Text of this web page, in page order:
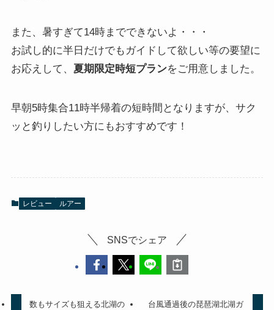
また、暑すぎて14時までできないよ・・・
お試し的に半日だけでもガイドして欲しい等の要望に
お応えして、 夏期限定時短プランをご用意しました。
早朝5時集合11時半帰着の短時間となりますが、サク
ッと釣りしたい方にもおすすめです！
レビュー ルアー
SNSでシェア
数もサイズも狙える北湖の
台風通過後の琵琶湖北湖ガ